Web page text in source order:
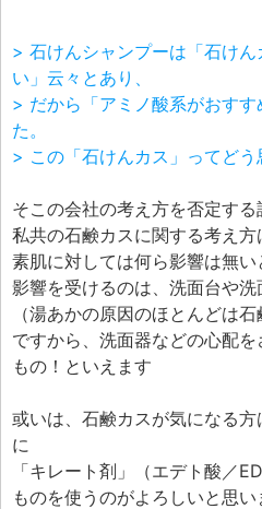
> 石けんシャンプーは「石け
い」云々とあり、
> だから「アミノ酸系がおす
た。
> この「石けんカス」ってどう
そこの会社の考え方を否定す
私共の石鹸カスに関する考え方
素肌に対しては何ら影響は無
影響を受けるのは、洗面台や洗
（湯あかの原因のほとんどは石
ですから、洗面器などの心配
もの！といえます
或いは、石鹸カスが気になる
に
「キレート剤」（エデト酸／
ものを使うのがよろしいと思